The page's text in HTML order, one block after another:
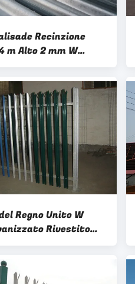
Recinzione
m Alto 2 mm W
Galvanizzato
Regno Unito W
Rivestito
Palisade
Forma Rotonda